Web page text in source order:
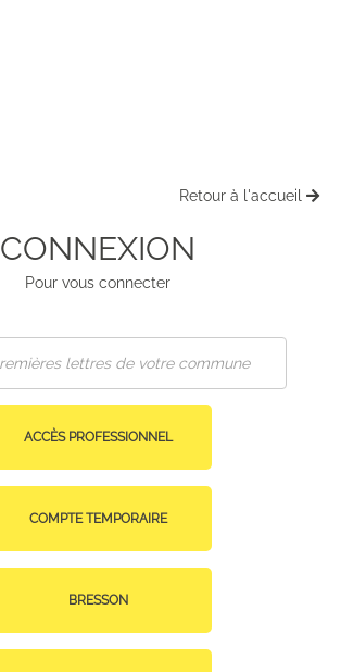
Retour à l'accueil
CONNEXION
Pour vous connecter
ACCÈS PROFESSIONNEL
COMPTE TEMPORAIRE
BRESSON